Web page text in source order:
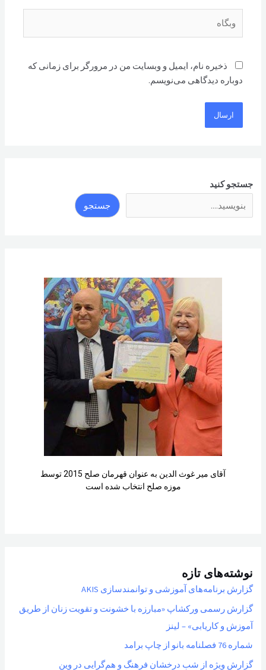
ذخیره نام، ایمیل و وبسایت من در مرورگر برای زمانی که
دوباره دیدگاهی می‌نویسم.
جستجو کنید
جستجو
آقای میر غوث الدین به عنوان قهرمان صلح 2015 توسط
موزه صلح انتخاب شده است
نوشته‌های تازه
گزارش برنامه‌های آموزشی و توانمندسازی AKIS
گزارش رسمی ورکشاپ «مبارزه با خشونت و تقویت زنان از طریق
آموزش و کاریابی» – لینز
شماره 76 فصلنامه بانو از چاپ برامد
گزارش ویژه از شب درخشان فرهنگ و هم‌گرایی در وین